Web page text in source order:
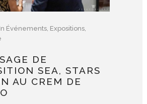
In Événements Expositions
DE
SEA, STARS
AU CREM DE